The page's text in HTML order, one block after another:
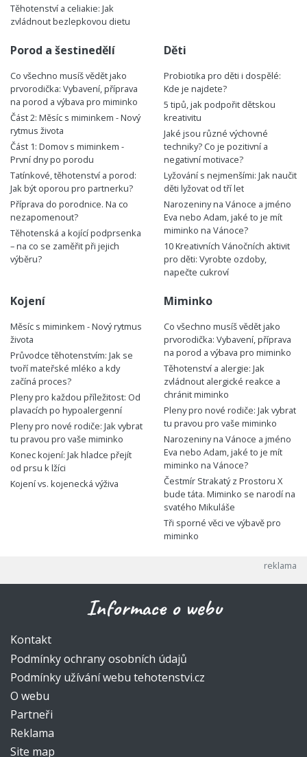
Těhotenství a celiakie: Jak
zvládnout bezlepkovou dietu
Porod a šestinedělí
Co všechno musíš vědět jako
prvorodička: Vybavení, příprava
na porod a výbava pro miminko
Část 2: Měsíc s miminkem - Nový
rytmus života
Část 1: Domov s miminkem -
První dny po porodu
Tatínkové, těhotenství a porod:
Jak být oporou pro partnerku?
Příprava do porodnice. Na co
nezapomenout?
Těhotenská a kojící podprsenka
– na co se zaměřit při jejich
výběru?
Děti
Probiotika pro děti i dospělé:
Kde je najdete?
5 tipů, jak podpořit dětskou
kreativitu
Jaké jsou různé výchovné
techniky? Co je pozitivní a
negativní motivace?
Lyžování s nejmenšími: Jak naučit
děti lyžovat od tří let
Narozeniny na Vánoce a jméno
Eva nebo Adam, jaké to je mít
miminko na Vánoce?
10 Kreativních Vánočních aktivit
pro děti: Vyrobte ozdoby,
napečte cukroví
Kojení
Měsíc s miminkem - Nový rytmus
života
Průvodce těhotenstvím: Jak se
tvoří mateřské mléko a kdy
začíná proces?
Pleny pro každou příležitost: Od
plavacích po hypoalergenní
Pleny pro nové rodiče: Jak vybrat
tu pravou pro vaše miminko
Konec kojení: Jak hladce přejít
od prsu k lžíci
Kojení vs. kojenecká výživa
Miminko
Co všechno musíš vědět jako
prvorodička: Vybavení, příprava
na porod a výbava pro miminko
Těhotenství a alergie: Jak
zvládnout alergické reakce a
chránit miminko
Pleny pro nové rodiče: Jak vybrat
tu pravou pro vaše miminko
Narozeniny na Vánoce a jméno
Eva nebo Adam, jaké to je mít
miminko na Vánoce?
Čestmír Strakatý z Prostoru X
bude táta. Miminko se narodí na
svatého Mikuláše
Tři sporné věci ve výbavě pro
miminko
Informace o webu
Kontakt
Podmínky ochrany osobních údajů
Podmínky užívání webu tehotenstvi.cz
O webu
Partneři
Reklama
Site map